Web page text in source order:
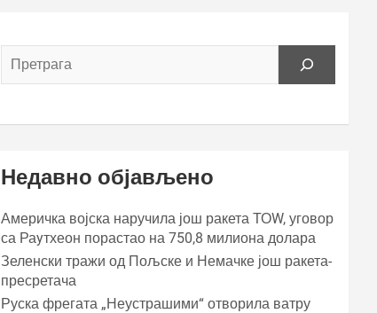
Недавно објављено
Америчка војска наручила још ракета ТОW, уговор
са Раyтхеон порастао на 750,8 милиона долара
Зеленски тражи од Пољске и Немачке још ракета-
пресретача
Руска фрегата „Неустрашими“ отворила ватру